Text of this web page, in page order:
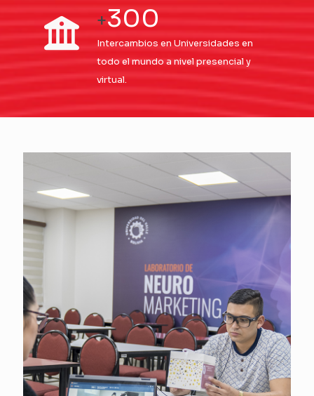
+300
Intercambios en Universidades en
todo el mundo a nivel presencial y
virtual.